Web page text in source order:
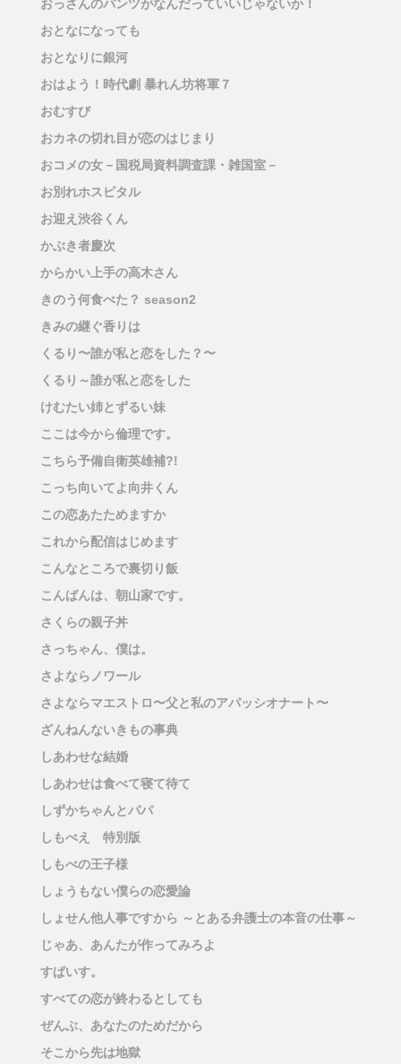
おっさんのパンツがなんだっていいじゃないか！
おとなになっても
おとなりに銀河
おはよう！時代劇 暴れん坊将軍７
おむすび
おカネの切れ目が恋のはじまり
おコメの女－国税局資料調査課・雑国室－
お別れホスピタル
お迎え渋谷くん
かぶき者慶次
からかい上手の高木さん
きのう何食べた？ season2
きみの継ぐ香りは
くるり〜誰が私と恋をした？〜
くるり～誰が私と恋をした
けむたい姉とずるい妹
ここは今から倫理です。
こちら予備自衛英雄補?!
こっち向いてよ向井くん
この恋あたためますか
これから配信はじめます
こんなところで裏切り飯
こんばんは、朝山家です。
さくらの親子丼
さっちゃん、僕は。
さよならノワール
さよならマエストロ〜父と私のアパッシオナート〜
ざんねんないきもの事典
しあわせな結婚
しあわせは食べて寝て待て
しずかちゃんとパパ
しもべえ 特別版
しもべの王子様
しょうもない僕らの恋愛論
しょせん他人事ですから ～とある弁護士の本音の仕事～
じゃあ、あんたが作ってみろよ
すぱいす。
すべての恋が終わるとしても
ぜんぶ、あなたのためだから
そこから先は地獄